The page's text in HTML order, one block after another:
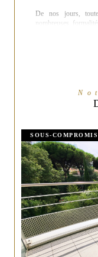
De nos jours,
nombreuses
accompagner tout au
Nous vous
SOUS-COMPROMIS